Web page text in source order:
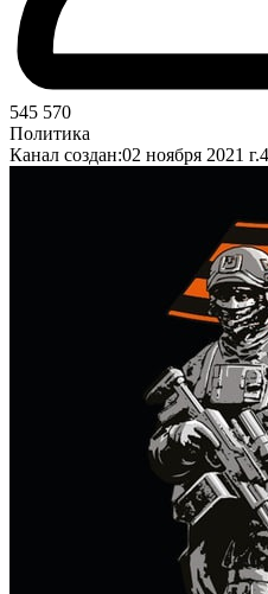
545 570
Политика
Канал создан:02 ноября 2021 г.